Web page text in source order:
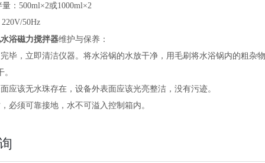
：500ml×2或1000ml×2
50Hz
水浴磁力搅拌器维护与保养：
毕，立即清洁仪器。将水浴锅的水放干净，用毛刷将水浴锅内的粗杂
应该无水珠存在，设备外表面应该光亮整洁，没有污迹。
必须可靠接地，水不可溢入控制箱内。